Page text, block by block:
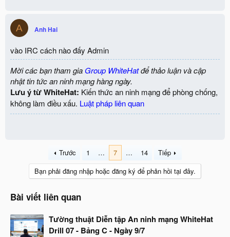
A Anh Hai
vào IRC cách nào đấy Admin
Mời các bạn tham gia Group WhiteHatđể thảo luận và cập
nhật tin tức an ninh mạng hàng ngày.
Lưu ý từ WhiteHat: Kiến thức an ninh mạng để phòng chống,
không làm điều xấu. Luật pháp liên quan
Trước 1 … 7 … 14
Tiếp
Bạn phải đăng nhập hoặc đăng ký để phản hồi tại đây.
Bài viết liên quan
Tường thuật Diễn tập An ninh mạng WhiteHat
Drill 07 - Bảng C - Ngày 9/7